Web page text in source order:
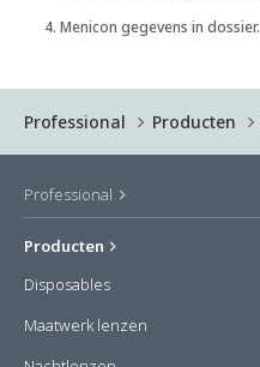
Menicon gegevens in dossier.
Professional Producten
Professional
Producten
Disposables
Maatwerk lenzen